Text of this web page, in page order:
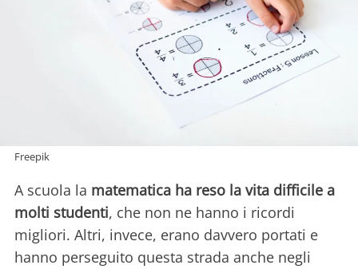
Freepik
A scuola la matematica ha reso la vita difficile a
molti studenti, che non ne hanno i ricordi
migliori. Altri, invece, erano davvero portati e
hanno perseguito questa strada anche negli